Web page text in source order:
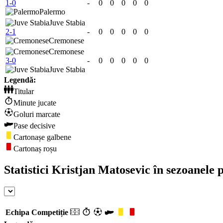
1-0
Palermo
- 0 0 0 0 0
Juve Stabia
2-1
Cremonese
- 0 0 0 0 0
Cremonese
3-0
Juve Stabia
- 0 0 0 0 0
Legendă:
Titular
Minute jucate
Goluri marcate
Pase decisive
Cartonașe galbene
Cartonaș roșu
Statistici Kristjan Matosevic în sezoanele
Echipa Competiție